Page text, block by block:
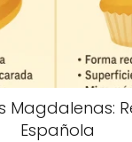
Magdalenas:
Española